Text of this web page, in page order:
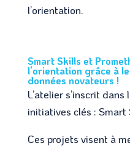
l’orientation.
Smart Skills et
l’orientation grâce à
données novateurs !
L’atelier s’inscrit
initiatives clés :
Ces projets visent à